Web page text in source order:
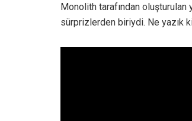
Monolith tarafından oluşturulan
sürprizlerden biriydi. Ne yazık